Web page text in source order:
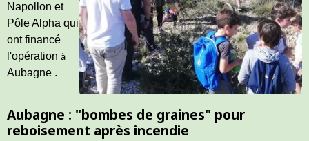
Napollon et
Pôle Alpha qui
ont financé
l'opération à
Aubagne .
Aubagne : "bombes de graines" pour
reboisement après incendie